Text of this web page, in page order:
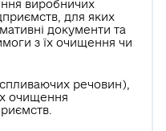
виробничих
для яких
документи та
з їх очищення чи
спливаючих речовин),
очищення